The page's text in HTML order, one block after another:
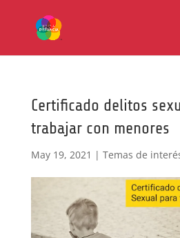
Certificado delitos
trabajar con menores
May 19, 2021 | Temas de